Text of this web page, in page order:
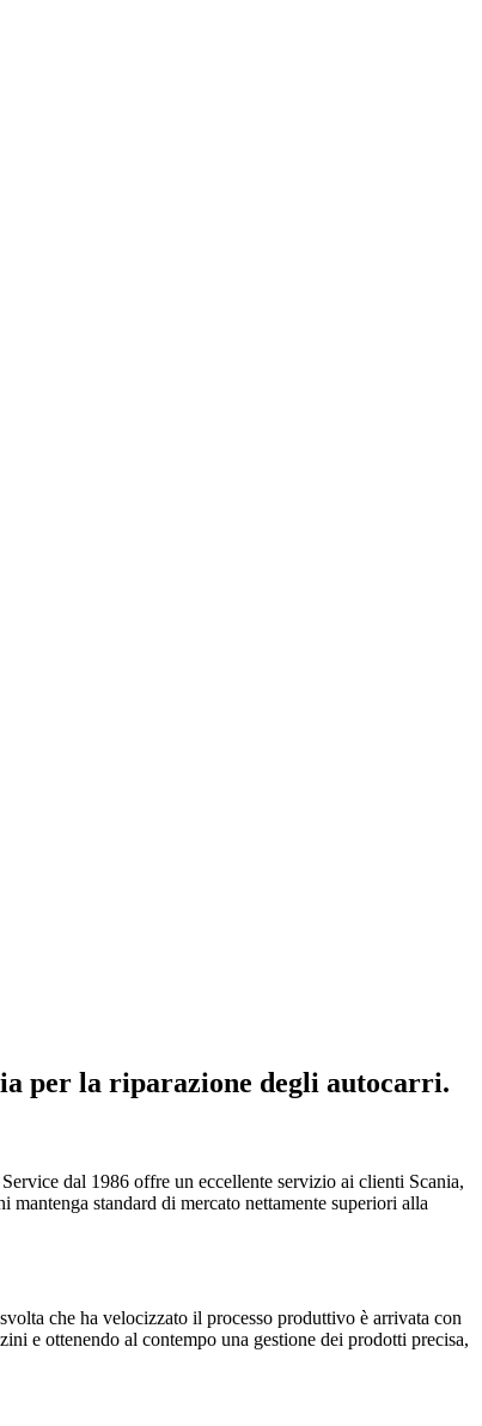
per la riparazione degli autocarri.
dal 1986 offre un eccellente servizio ai clienti Scania,
standard di mercato nettamente superiori alla
che ha velocizzato il processo produttivo è arrivata con
e ottenendo al contempo una gestione dei prodotti precisa,